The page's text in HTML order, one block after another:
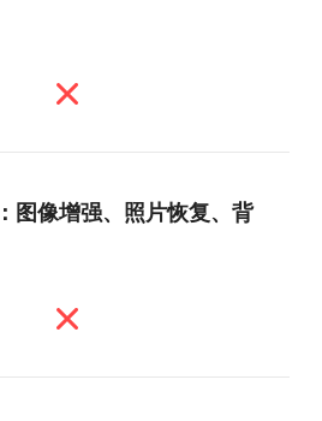
图像增强、照片恢复、背